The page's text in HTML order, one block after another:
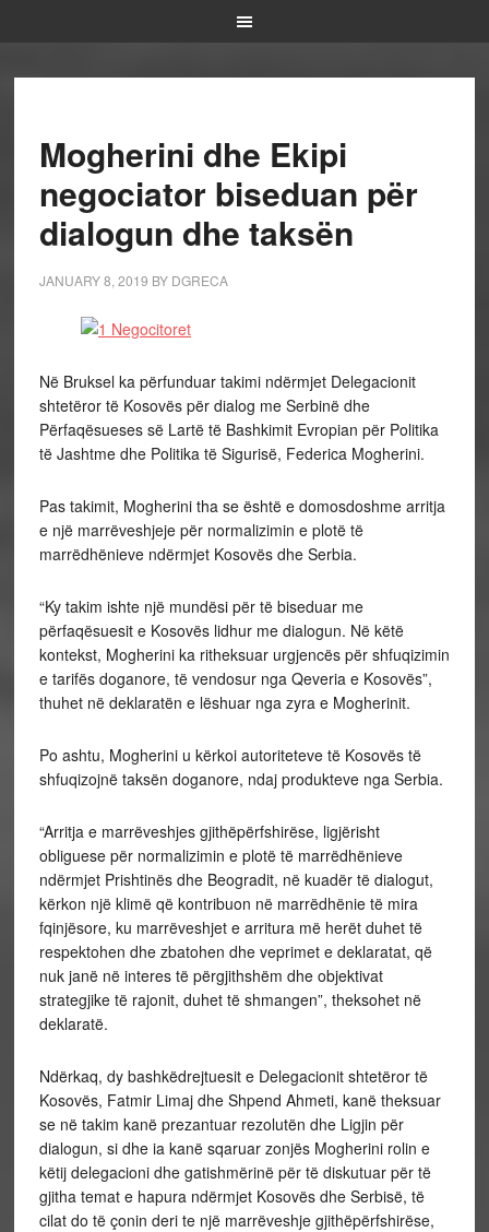
Mogherini dhe Ekipi
negociator biseduan për
dialogun dhe taksën
JANUARY 8, 2019 BY DGRECA
Në Bruksel ka përfunduar takimi ndërmjet Delegacionit
shtetëror të Kosovës për dialog me Serbinë dhe
Përfaqësueses së Lartë të Bashkimit Evropian për Politika
të Jashtme dhe Politika të Sigurisë, Federica Mogherini.
Pas takimit, Mogherini tha se është e domosdoshme arritja
e një marrëveshjeje për normalizimin e plotë të
marrëdhënieve ndërmjet Kosovës dhe Serbia.
“Ky takim ishte një mundësi për të biseduar me
përfaqësuesit e Kosovës lidhur me dialogun. Në këtë
kontekst, Mogherini ka ritheksuar urgjencës për shfuqizimin
e tarifës doganore, të vendosur nga Qeveria e Kosovës”,
thuhet në deklaratën e lëshuar nga zyra e Mogherinit.
Po ashtu, Mogherini u kërkoi autoriteteve të Kosovës të
shfuqizojnë taksën doganore, ndaj produkteve nga Serbia.
“Arritja e marrëveshjes gjithëpërfshirëse, ligjërisht
obliguese për normalizimin e plotë të marrëdhënieve
ndërmjet Prishtinës dhe Beogradit, në kuadër të dialogut,
kërkon një klimë që kontribuon në marrëdhënie të mira
fqinjësore, ku marrëveshjet e arritura më herët duhet të
respektohen dhe zbatohen dhe veprimet e deklaratat, që
nuk janë në interes të përgjithshëm dhe objektivat
strategjike të rajonit, duhet të shmangen”, theksohet në
deklaratë.
Ndërkaq, dy bashkëdrejtuesit e Delegacionit shtetëror të
Kosovës, Fatmir Limaj dhe Shpend Ahmeti, kanë theksuar
se në takim kanë prezantuar rezolutën dhe Ligjin për
dialogun, si dhe ia kanë sqaruar zonjës Mogherini rolin e
këtij delegacioni dhe gatishmërinë për të diskutuar për të
gjitha temat e hapura ndërmjet Kosovës dhe Serbisë, të
cilat do të çonin deri te një marrëveshje gjithëpërfshirëse,